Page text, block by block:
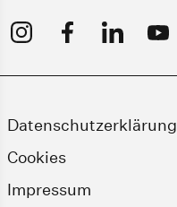
Datenschutzerklärung
Cookies
Impressum